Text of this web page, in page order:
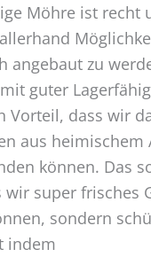
Möhre ist recht
angebaut zu
guter
Vorteil, dass wir
aus heimischem
können. Das
wir super frisches
sondern
indem